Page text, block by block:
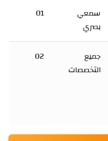
سمعي
بصري
01
جميع
التخصصات
02